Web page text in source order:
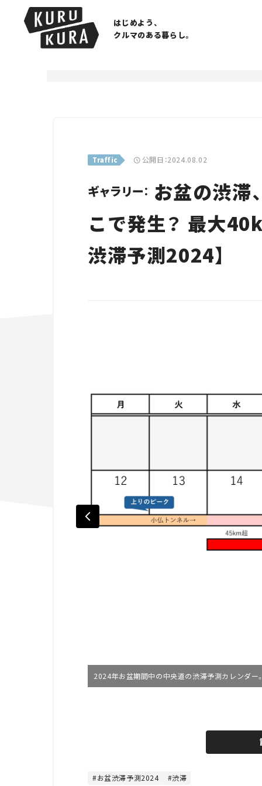
はじめよう、
クルマのある暮らし。
Traffic 公開日：2024.08.02
ギャラリー： お盆の渋滞
こで発生？ 最大
渋滞予測2024】
2024年お盆期間中の中央道の渋滞予測カレンダー。
0
.
お盆渋滞予測2024 渋滞